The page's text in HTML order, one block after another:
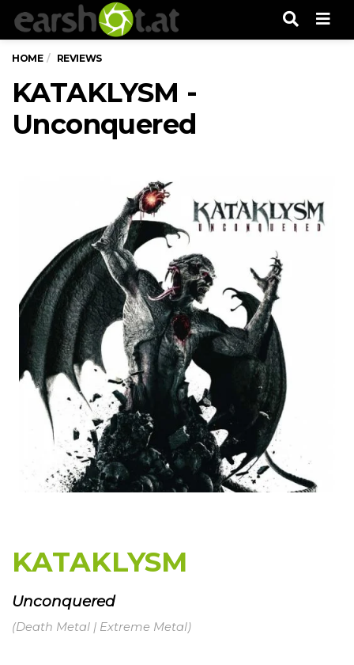
HOME REVIEWS
KATAKLYSM -
Unconquered
KATAKLYSM
Unconquered
(Death Metal | Extreme Metal)